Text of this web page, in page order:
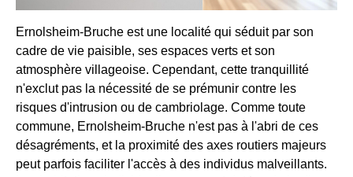
Ernolsheim-Bruche est une localité qui séduit par son
cadre de vie paisible, ses espaces verts et son
atmosphère villageoise. Cependant, cette tranquillité
n'exclut pas la nécessité de se prémunir contre les
risques d'intrusion ou de cambriolage. Comme toute
commune, Ernolsheim-Bruche n'est pas à l'abri de ces
désagréments, et la proximité des axes routiers majeurs
peut parfois faciliter l'accès à des individus malveillants.